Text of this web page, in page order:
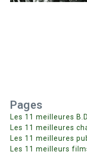
Pages
Les 11 meilleures
Les 11 meilleures
Les 11 meilleures
Les 11 meilleurs